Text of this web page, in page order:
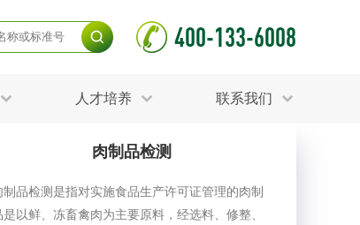
400-133-6008
人才培养 联系我们
声环境与振动检测
验
测
食品接触材料检测
可靠性测试
光伏检测
肉制品检测
制品检测是指对实施食品生产许可证管理的肉制
是以鲜、冻畜禽肉为主要原料，经选料、修整、